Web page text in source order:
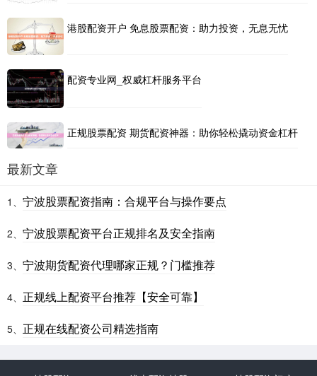
港股配资开户 免息股票配资：助力投资，无息无忧
配资专业网_权威杠杆服务平台
正规股票配资 期货配资神器：助你轻松撬动资金杠杆
最新文章
1、 宁波股票配资指南：合规平台与操作要点
2、 宁波股票配资平台正规排名及安全指南
3、 宁波期货配资代理哪家正规？门槛推荐
4、 正规线上配资平台推荐【安全可靠】
5、 正规在线配资公司精选指南